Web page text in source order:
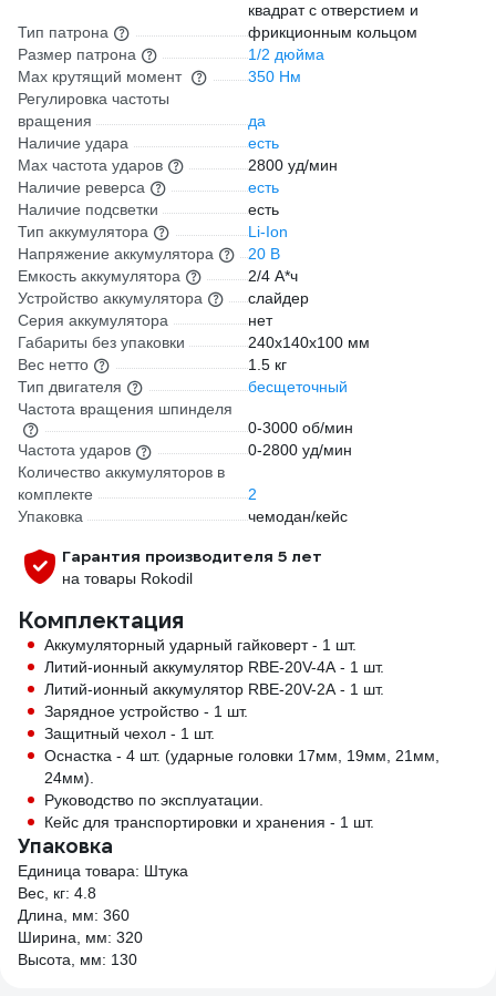
Тип патрона
квадрат с отверстием и
фрикционным кольцом
Размер патрона
1/2 дюйма
Max крутящий момент
350 Нм
Регулировка частоты
вращения
да
Наличие удара
есть
Мах частота ударов
2800 уд/мин
Наличие реверса
есть
Наличие подсветки
есть
Тип аккумулятора
Li-Ion
Напряжение аккумулятора
20 В
Емкость аккумулятора
2/4 А*ч
Устройство аккумулятора
слайдер
Серия аккумулятора
нет
Габариты без упаковки
240х140х100 мм
Вес нетто
1.5 кг
Тип двигателя
бесщеточный
Частота вращения шпинделя
0-3000 об/мин
Частота ударов
0-2800 уд/мин
Количество аккумуляторов в
комплекте
2
Упаковка
чемодан/кейс
Гарантия производителя 5 лет
на товары Rokodil
Комплектация
Аккумуляторный ударный гайковерт - 1 шт.
Литий-ионный аккумулятор RBE-20V-4А - 1 шт.
Литий-ионный аккумулятор RBE-20V-2А - 1 шт.
Зарядное устройство - 1 шт.
Защитный чехол - 1 шт.
Оснастка - 4 шт. (ударные головки 17мм, 19мм, 21мм,
24мм).
Руководство по эксплуатации.
Кейс для транспортировки и хранения - 1 шт.
Упаковка
Единица товара: Штука
Вес, кг: 4.8
Длина, мм: 360
Ширина, мм: 320
Высота, мм: 130